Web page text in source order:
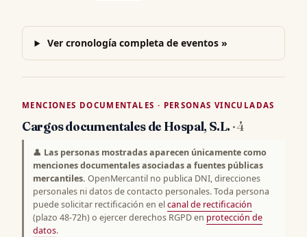
Ver cronología completa de eventos »
MENCIONES DOCUMENTALES · PERSONAS VINCULADAS
Cargos documentales de Hospal, S.L. · 4
👤 Las personas mostradas aparecen únicamente como
menciones documentales asociadas a fuentes públicas
mercantiles. OpenMercantil no publica DNI, direcciones
personales ni datos de contacto personales. Toda persona
puede solicitar rectificación en elcanal de rectificación
(plazo 48-72h) o ejercer derechos RGPD en protección de
datos.